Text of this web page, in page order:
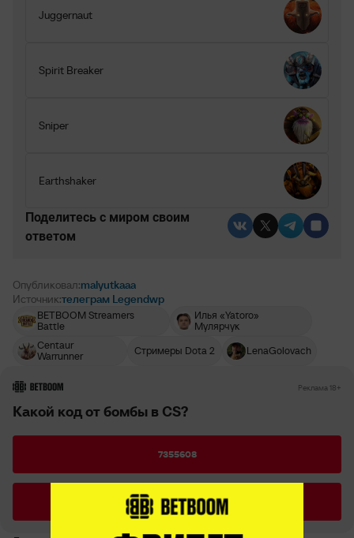
Juggernaut
Spirit Breaker
Sniper
Earthshaker
Поделитесь c миром своим
ответом
Опубликовал:malyutkaaa
Источник:телеграм Legendwp
BETBOOM Streamers
Battle
Илья «Yatoro»
Мулярчук
Centaur
Warrunner
Стримеры Dota 2 LenaGolovach
Реклама 18+
Какой код от бомбы в CS?
7355608
7185562